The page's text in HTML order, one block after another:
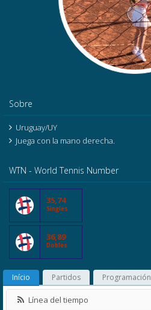
Sobre
Uruguay/UY
Juega con la mano derecha.
WTN - World Tennis Number
35,74
Singles
36,89
Dobles
Início Partidos Programación
Línea del tiempo